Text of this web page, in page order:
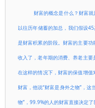
财富的概念是什么？财富
以往历年储蓄的加总，我们假设
是财富积累的阶段。财富的主要
收入了，老年期的消费、养老主要
在这样的情况下，财富的保值增
财富，他说“财富是身外之物”，这
物”，99.9%的人的财富直接决定了